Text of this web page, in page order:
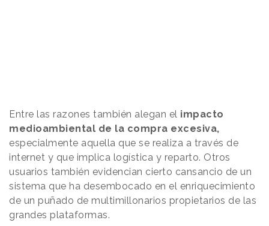
Entre las razones también alegan el impacto
medioambiental de la compra excesiva,
especialmente aquella que se realiza a través de
internet y que implica logística y reparto. Otros
usuarios también evidencian cierto cansancio de un
sistema que ha desembocado en el enriquecimiento
de un puñado de multimillonarios propietarios de las
grandes plataformas.